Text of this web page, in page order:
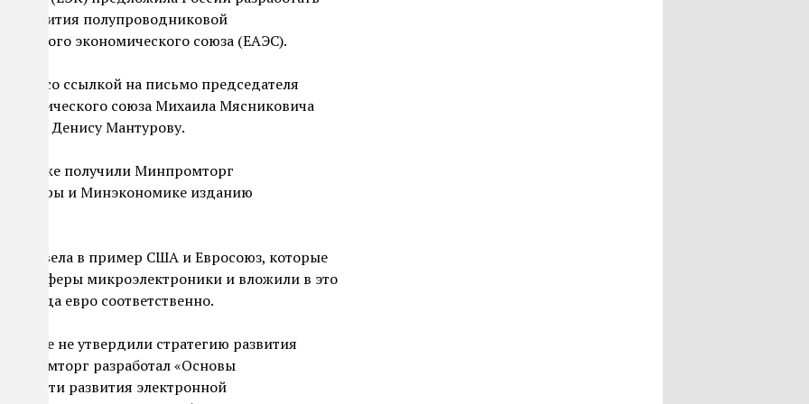
развития полупроводниковой
экономического союза (ЕАЭС).
со ссылкой на письмо председателя
союза Михаила Мясниковича
Денису Мантурову.
уже получили Минпромторг
и Минэкономике изданию
привела в пример США и Евросоюз, которые
сферы микроэлектроники и вложили в это
евро соответственно.
даже не утвердили стратегию развития
разработал «Основы
области развития электронной